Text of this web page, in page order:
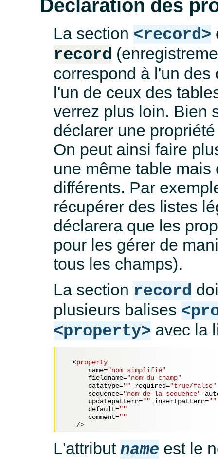
Déclaration des
La section <record>
record
correspond à l'un
l'un de ceux des
verrez plus loin. Bien
déclarer une
On peut ainsi faire
une même table
différents. Par
récupérer des listes
déclarera que les
pour les gérer de
tous les champs).
La section record
plusieurs balises
<property> avec la
<property
name="nom simplifié"
fieldname="nom du champ"
datatype="" required="true/false"
sequence="nom de la sequence"
updatepattern="" insertpattern=""
default=""
comment=""
   />
L'attribut name est le